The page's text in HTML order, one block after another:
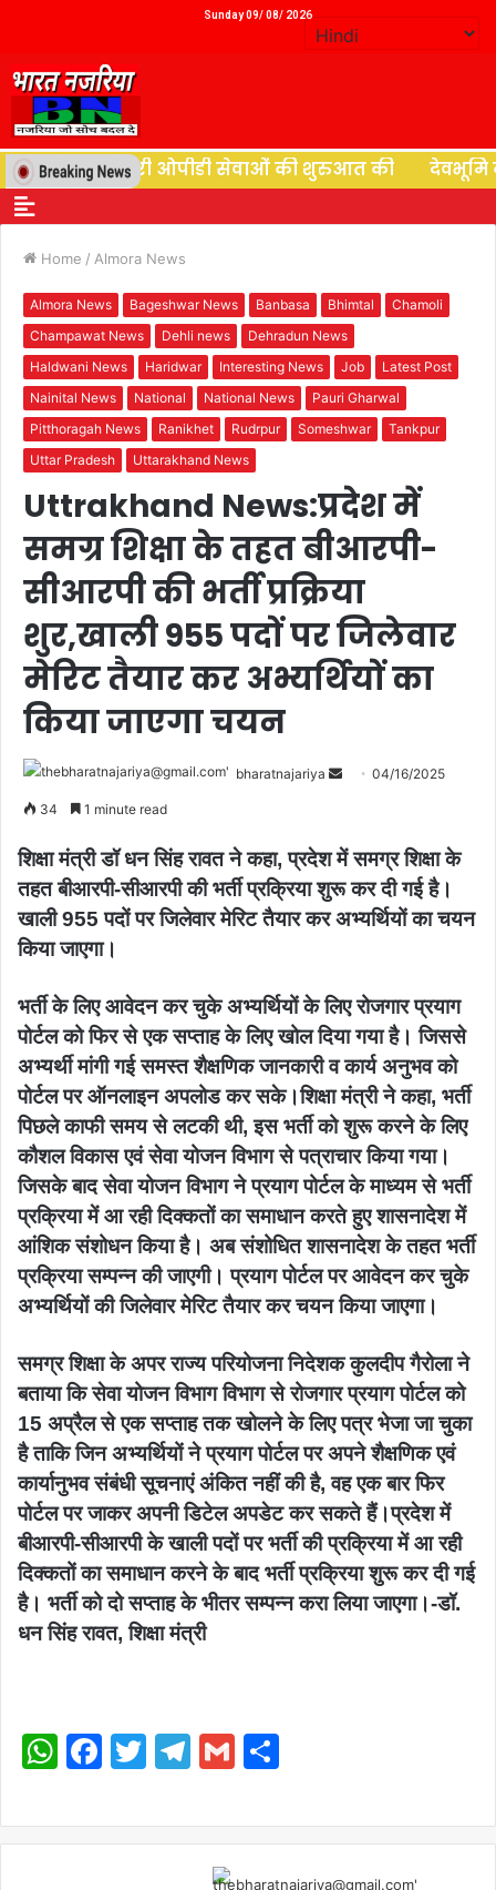
Sunday 09/ 08/ 2026
न्यूरोसर्जरी ओपीडी सेवाओं की शुरुआत की देवभूमि की देव
Home / Almora News
Almora News Bageshwar News Banbasa Bhimtal
Chamoli
Champawat News
Dehli news
Dehradun News
Haldwani News
Haridwar Interesting News Job
Latest Post
Nainital News
National National News
Pauri Gharwal
Pitthoragah News
Ranikhet Rudrpur Someshwar
Tankpur
Uttar Pradesh
Uttarakhand News
Uttrakhand News:प्रदेश में
समग्र शिक्षा के तहत बीआरपी-
सीआरपी की भर्ती प्रक्रिया
शुर,खाली 955 पदों पर जिलेवार
मेरिट तैयार कर अभ्यर्थियों का
किया जाएगा चयन
bharatnajariya 04/16/2025
34 1 minute read
शिक्षा मंत्री डॉ धन सिंह रावत ने कहा, प्रदेश में समग्र शिक्षा के
तहत बीआरपी-सीआरपी की भर्ती प्रक्रिया शुरू कर दी गई है।
खाली 955 पदों पर जिलेवार मेरिट तैयार कर अभ्यर्थियों का चयन
किया जाएगा।
भर्ती के लिए आवेदन कर चुके अभ्यर्थियों के लिए रोजगार प्रयाग
पोर्टल को फिर से एक सप्ताह के लिए खोल दिया गया है। जिससे
अभ्यर्थी मांगी गई समस्त शैक्षणिक जानकारी व कार्य अनुभव को
पोर्टल पर ऑनलाइन अपलोड कर सके।शिक्षा मंत्री ने कहा, भर्ती
पिछले काफी समय से लटकी थी, इस भर्ती को शुरू करने के लिए
कौशल विकास एवं सेवा योजन विभाग से पत्राचार किया गया।
जिसके बाद सेवा योजन विभाग ने प्रयाग पोर्टल के माध्यम से भर्ती
प्रक्रिया में आ रही दिक्कतों का समाधान करते हुए शासनादेश में
आंशिक संशोधन किया है। अब संशोधित शासनादेश के तहत भर्ती
प्रक्रिया सम्पन्न की जाएगी। प्रयाग पोर्टल पर आवेदन कर चुके
अभ्यर्थियों की जिलेवार मेरिट तैयार कर चयन किया जाएगा।
समग्र शिक्षा के अपर राज्य परियोजना निदेशक कुलदीप गैरोला ने
बताया कि सेवा योजन विभाग विभाग से रोजगार प्रयाग पोर्टल को
15 अप्रैल से एक सप्ताह तक खोलने के लिए पत्र भेजा जा चुका
है ताकि जिन अभ्यर्थियों ने प्रयाग पोर्टल पर अपने शैक्षणिक एवं
कार्यानुभव संबंधी सूचनाएं अंकित नहीं की है, वह एक बार फिर
पोर्टल पर जाकर अपनी डिटेल अपडेट कर सकते हैं।प्रदेश में
बीआरपी-सीआरपी के खाली पदों पर भर्ती की प्रक्रिया में आ रही
दिक्कतों का समाधान करने के बाद भर्ती प्रक्रिया शुरू कर दी गई
है। भर्ती को दो सप्ताह के भीतर सम्पन्न करा लिया जाएगा।-डॉ.
धन सिंह रावत, शिक्षा मंत्री
WhatsApp
Facebook
Twitter
Telegram
Gmail